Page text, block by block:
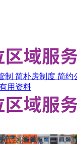
制 简朴房制度 简约
用资料
流会(红磡)